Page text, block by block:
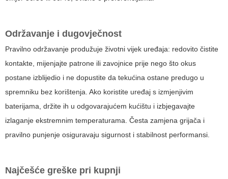
Održavanje i dugovječnost
Pravilno održavanje produžuje životni vijek uređaja: redovito čistite
kontakte, mijenjajte patrone ili zavojnice prije nego što okus
postane izblijedio i ne dopustite da tekućina ostane predugo u
spremniku bez korištenja. Ako koristite uređaj s izmjenjivim
baterijama, držite ih u odgovarajućem kućištu i izbjegavajte
izlaganje ekstremnim temperaturama. Česta zamjena grijača i
pravilno punjenje osiguravaju sigurnost i stabilnost performansi.
Najčešće greške pri kupnji